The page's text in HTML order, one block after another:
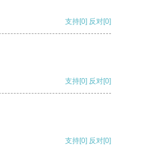
支持[0] 反对[0]
支持[0] 反对[0]
支持[0] 反对[0]